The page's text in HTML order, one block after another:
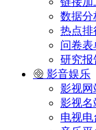
数据分
热点排
问卷表
研究报
影音娱乐
影视网
影视名
电视电